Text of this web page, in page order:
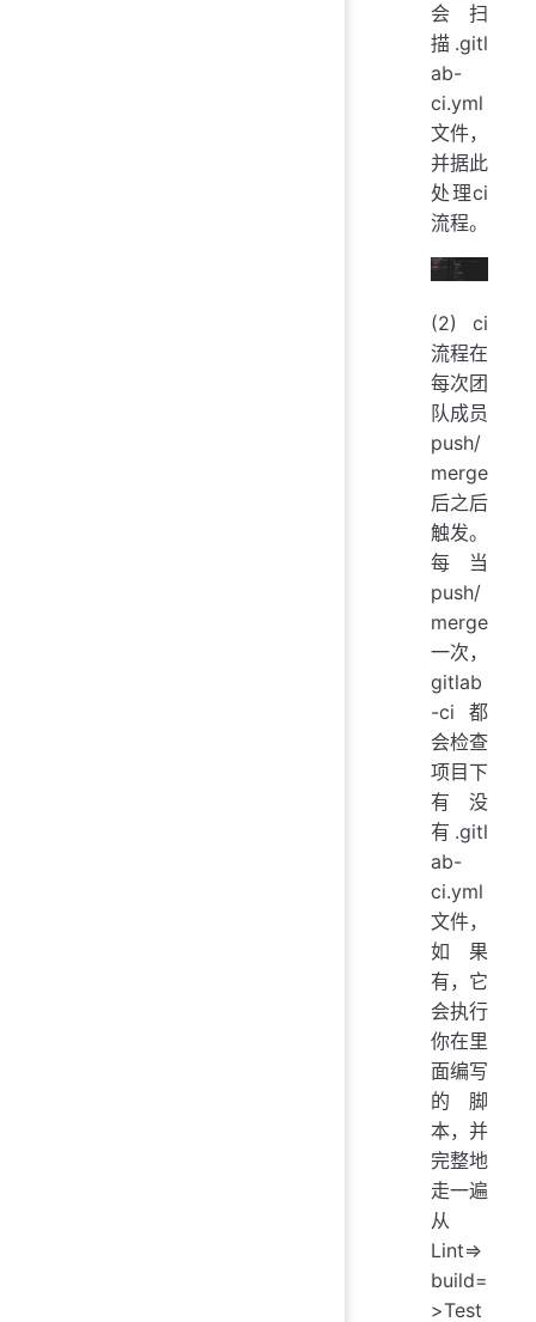
会扫
描.gitl
ab-
ci.yml
文件，
并据此
处理ci
流程。
(2) ci
流程在
每次团
队成员
push/
merge
后之后
触发。
每当
push/
merge
一次，
gitlab
-ci都
会检查
项目下
有没
有.gitl
ab-
ci.yml
文件，
如果
有，它
会执行
你在里
面编写
的脚
本，并
完整地
走一遍
从
Lint=>
build=
>Test